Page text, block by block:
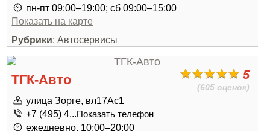
пн-пт 09:00–19:00; сб 09:00–15:00
Показать на карте
Рубрики: Автосервисы
5
(605 оценок)
ТГК-Авто
улица Зорге, вл17Ас1
+7 (495) 4...Показать телефон
ежедневно, 10:00–20:00